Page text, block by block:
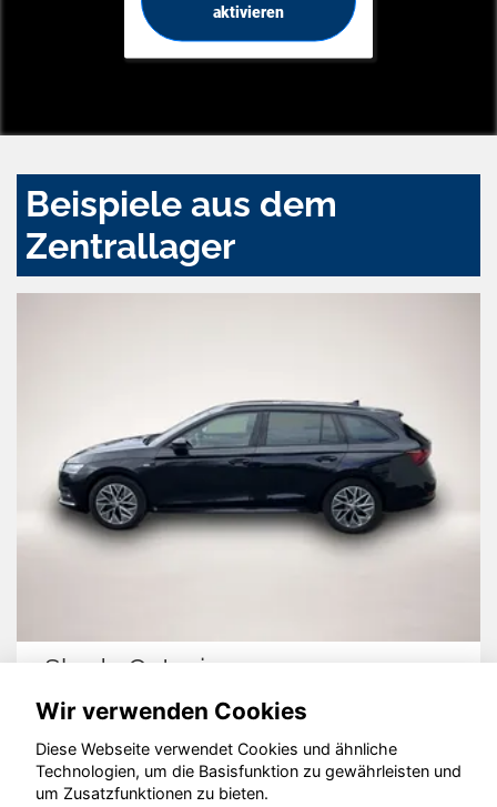
aktivieren
Beispiele aus dem
Zentrallager
Skoda Octavia
© konjunkturmotor.de GmbH 2020 - 2026
Wir verwenden Cookies
Diese Webseite verwendet Cookies und ähnliche
Technologien, um die Basisfunktion zu gewährleisten und
um Zusatzfunktionen zu bieten.